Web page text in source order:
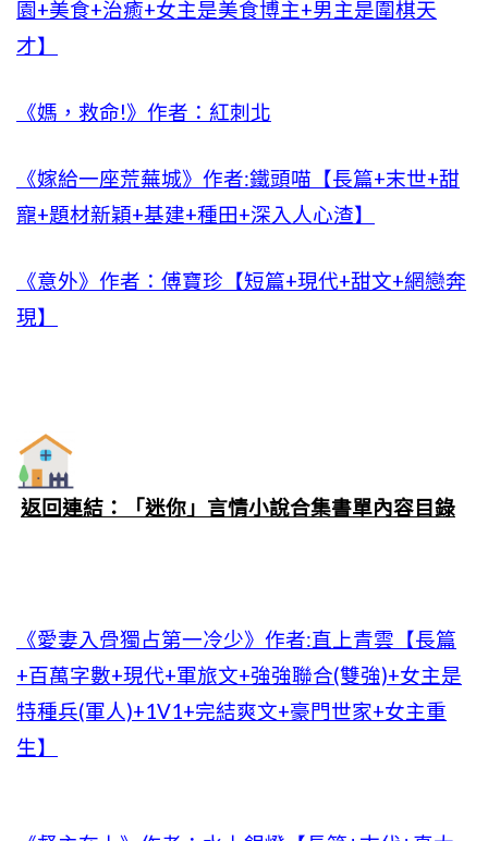
園+美食+治癒+女主是美食博主+男主是圍棋天
才】
《媽，救命!》作者：紅刺北
《嫁給一座荒蕪城》作者:鐵頭喵【長篇+末世+甜
寵+題材新穎+基建+種田+深入人心渣】
《意外》作者：傅寶珍【短篇+現代+甜文+網戀奔
現】
返回連結：「迷你」言情小說合集書單內容目錄
《愛妻入骨獨占第一冷少》作者:直上青雲【長篇
+百萬字數+現代+軍旅文+強強聯合(雙強)+女主是
特種兵(軍人)+1V1+完結爽文+豪門世家+女主重
生】